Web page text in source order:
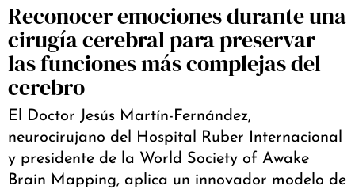
Reconocer emociones durante una
cirugía cerebral para preservar
las funciones más complejas del
cerebro
El Doctor Jesús Martín-Fernández,
neurocirujano del Hospital Ruber Internacional
y presidente de la World Society of Awake
Brain Mapping, aplica un innovador modelo de